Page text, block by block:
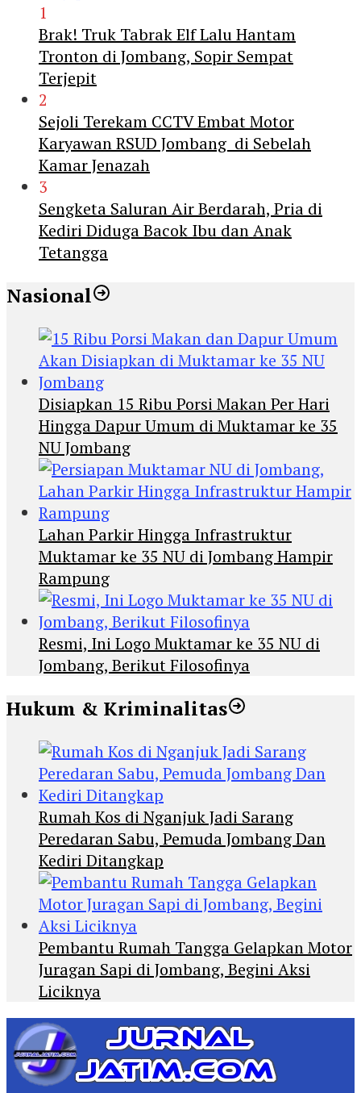
1
Brak! Truk Tabrak Elf Lalu Hantam
Tronton di Jombang, Sopir Sempat
Terjepit
2
Sejoli Terekam CCTV Embat Motor
Karyawan RSUD Jombang di Sebelah
Kamar Jenazah
3
Sengketa Saluran Air Berdarah, Pria di
Kediri Diduga Bacok Ibu dan Anak
Tetangga
Nasional
Disiapkan 15 Ribu Porsi Makan Per Hari
Hingga Dapur Umum di Muktamar ke 35
NU Jombang
Lahan Parkir Hingga Infrastruktur
Muktamar ke 35 NU di Jombang Hampir
Rampung
Resmi, Ini Logo Muktamar ke 35 NU di
Jombang, Berikut Filosofinya
Hukum & Kriminalitas
Rumah Kos di Nganjuk Jadi Sarang
Peredaran Sabu, Pemuda Jombang Dan
Kediri Ditangkap
Pembantu Rumah Tangga Gelapkan Motor
Juragan Sapi di Jombang, Begini Aksi
Liciknya